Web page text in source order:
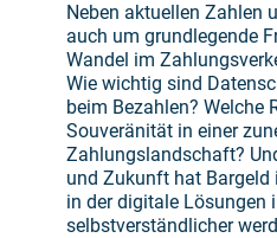
Neben aktuellen Zahlen
auch um grundlegende
Wandel im
Wie wichtig sind
beim Bezahlen? Welche
Souveränität in einer
Zahlungslandschaft?
und Zukunft hat Bargeld
in der digitale Lösungen
selbstverständlicher